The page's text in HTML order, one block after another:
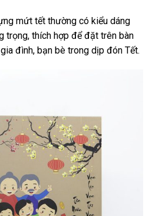
mứt tết thường có kiểu dáng
trọng, thích hợp để đặt trên bàn
đình, bạn bè trong dịp đón Tết.